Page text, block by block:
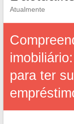
Atualmente
para ter